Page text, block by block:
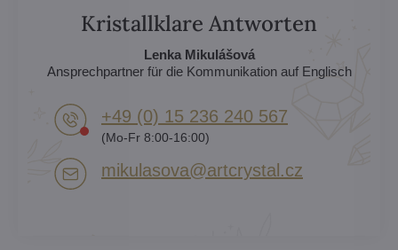
Kristallklare Antworten
Lenka Mikulášová
Ansprechpartner für die Kommunikation auf Englisch
+49 (0) 15 236 240 567
(Mo-Fr 8:00-16:00)
mikulasova​@artcrystal​.cz